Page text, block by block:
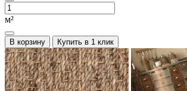
м²
В корзину Купить в 1 клик